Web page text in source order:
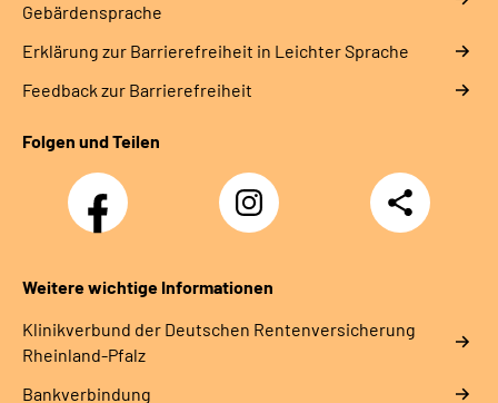
Gebärdensprache
Erklärung zur Barrierefreiheit in Leichter Sprache
Feedback zur Barrierefreiheit
Folgen und Teilen
Facebook
Instagram
DRV
Nachwuchskräfte
Teilen
Weitere wichtige Informationen
Klinikverbund der Deutschen Rentenversicherung
Rheinland-Pfalz
Bankverbindung